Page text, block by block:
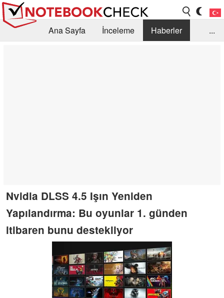
Ana Sayfa İnceleme
Haberler
...
Nvidia DLSS 4.5 Işın Yeniden
Yapılandırma: Bu oyunlar 1. günden
itibaren bunu destekliyor